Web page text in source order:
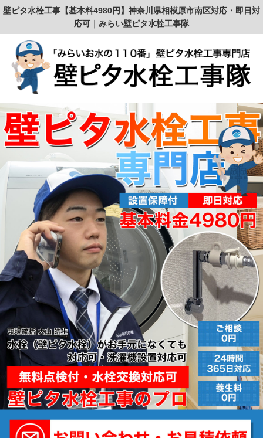
壁ピタ水栓工事【基本料4980円】神奈川県相模原市南区対応・即日対
応可｜みらい壁ピタ水栓工事隊